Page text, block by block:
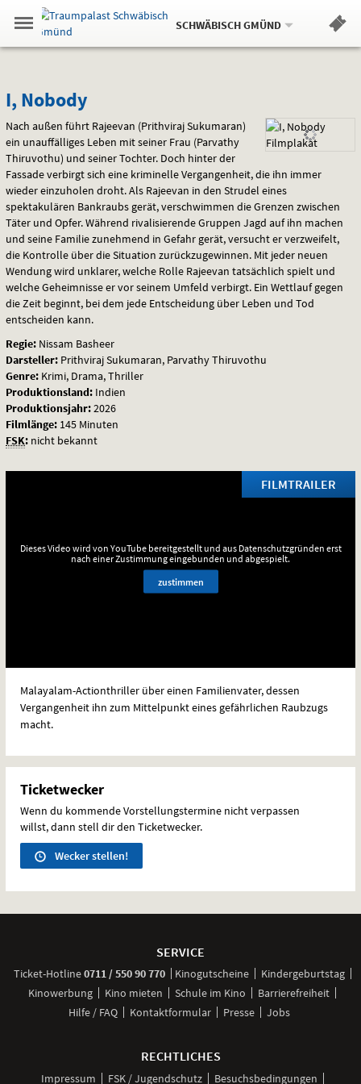
Springe
zum
,zum
.
Navigation
Menü
Gehe
zur
Standortauswahl
Standort:
SCHWÄBISCH GMÜND.
Weitere
Hinweis
I,
Nobody
I, Nobody
Nach außen führt Rajeevan (Prithviraj Sukumaran)
ein unauffälliges Leben mit seiner Frau (Parvathy
Thiruvothu) und seiner Tochter. Doch hinter der
Fassade verbirgt sich eine kriminelle Vergangenheit, die ihn immer
wieder einzuholen droht. Als Rajeevan in den Strudel eines
spektakulären Bankraubs gerät, verschwimmen die Grenzen zwischen
Täter und Opfer. Während rivalisierende Gruppen Jagd auf ihn machen
und seine Familie zunehmend in Gefahr gerät, versucht er verzweifelt,
die Kontrolle über die Situation zurückzugewinnen. Mit jeder neuen
Wendung wird unklarer, welche Rolle Rajeevan tatsächlich spielt und
welche Geheimnisse er vor seinem Umfeld verbirgt. Ein Wettlauf gegen
die Zeit beginnt, bei dem jede Entscheidung über Leben und Tod
entscheiden kann.
Regie: Nissam Basheer
Darsteller: Prithviraj Sukumaran, Parvathy Thiruvothu
Genre: Krimi, Drama, Thriller
Produktionsland: Indien
Produktionsjahr:2026
Filmlänge: 145 Minuten
FSK: nicht bekannt
FILMTRAILER
Dieses Video wird von YouTube bereitgestellt und aus Datenschutzgründen erst
nach einer Zustimmung eingebunden und abgespielt.
zustimmen
Malayalam-Actionthriller über einen Familienvater, dessen
Vergangenheit ihn zum Mittelpunkt eines gefährlichen Raubzugs
macht.
Ticketwecker
Wenn du kommende Vorstellungstermine nicht verpassen
willst, dann stell dir den Ticketwecker.
Wecker stellen!
SERVICE
Ticket-Hotline0711 / 550 90 770anrufen
Kinogutscheine
Kindergeburtstag
Kinowerbung
Kino mieten Schule im Kino
Barrierefreiheit
Hilfe / FAQ
Kontaktformular Presse Jobs
RECHTLICHES
Impressum FSK / Jugendschutz Besuchsbedingungen